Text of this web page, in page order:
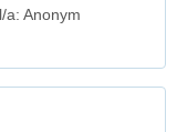
a: Anonym